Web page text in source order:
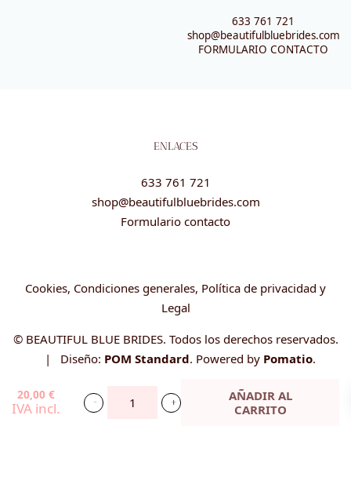
20,00 €
IVA incl.
Bastidor
AÑADIR AL
CARRITO
633 761 721
shop@beautifulbluebrides.com
FORMULARIO CONTACTO
ENLACES
633 761 721
shop@beautifulbluebrides.com
Formulario contacto
Cookies, Condiciones generales, Política de privacidad y
Legal
© BEAUTIFUL BLUE BRIDES. Todos los derechos reservados.
| Diseño: POM Standard. Powered by Pomatio.